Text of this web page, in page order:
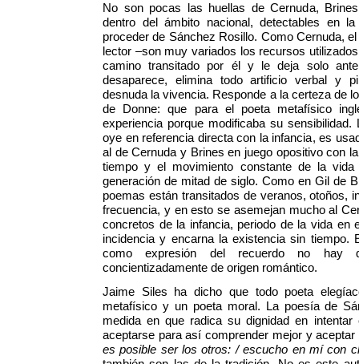
No son pocas las huellas de Cernuda,
dentro del ámbito nacional, detectables en
proceder de Sánchez Rosillo. Como Cernuda,
lector –son muy variados los recursos
camino transitado por él y le deja solo
desaparece, elimina todo artificio verbal y
desnuda la vivencia. Responde a la certeza de
de Donne: que para el poeta metafísico
experiencia porque modificaba su
oye en referencia directa con la infancia, es
al de Cernuda y Brines en juego opositivo con
tiempo y el movimiento constante de la
generación de mitad de siglo. Como en Gil de
poemas están transitados de veranos, otoños,
frecuencia, y en esto se asemejan mucho al
concretos de la infancia, periodo de la vida en
incidencia y encarna la existencia sin tiempo.
como expresión del recuerdo no hay
concientizadamente de origen romántico.
Jaime Siles ha dicho que todo poeta
metafísico y un poeta moral. La poesía de
medida en que radica su dignidad en
aceptarse para así comprender mejor y
es posible ser los otros: / escucho en mí con